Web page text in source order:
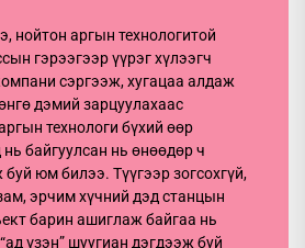
нойтон аргын технологитой
гэрээгээр үүрэг хүлээгч
сэргээж, хугацаа алдаж
дэмий зарцуулахаас
технологи бүхий өөр
байгуулсан нь өнөөдөр ч
юм билээ. Түүгээр зогсохгүй,
эрчим хүчний дэд станцын
барин ашиглаж байгаа нь
үзэн” шуугиан дэгдээж буй